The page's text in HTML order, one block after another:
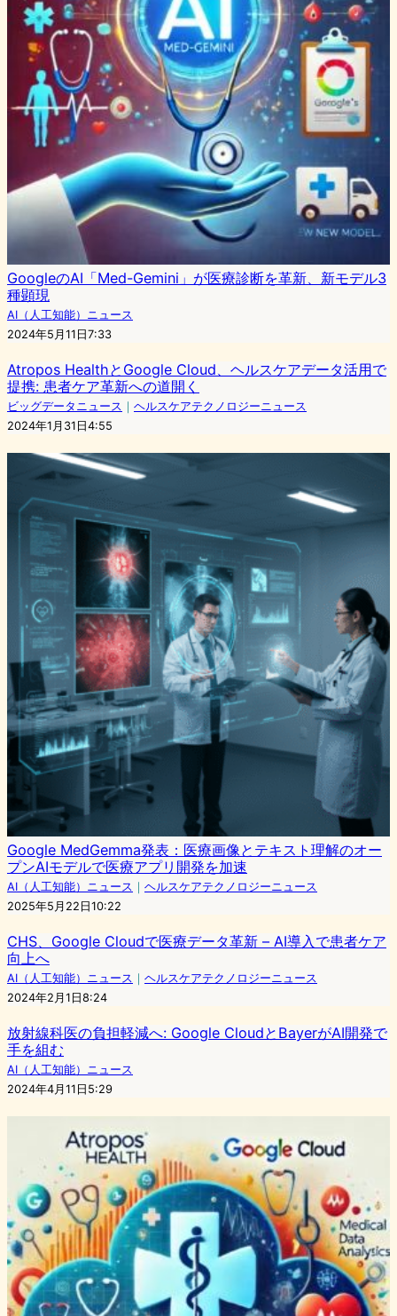
GoogleのAI「Med-Gemini」が医療診断を革新、新モデル3
種顕現
AI（人工知能）ニュース
2024年5月11日7:33
Atropos HealthとGoogle Cloud、ヘルスケアデータ活用で
提携: 患者ケア革新への道開く
ビッグデータニュース ｜ ヘルスケアテクノロジーニュース
2024年1月31日4:55
Google MedGemma発表：医療画像とテキスト理解のオー
プンAIモデルで医療アプリ開発を加速
AI（人工知能）ニュース ｜ ヘルスケアテクノロジーニュース
2025年5月22日10:22
CHS、Google Cloudで医療データ革新 – AI導入で患者ケア
向上へ
AI（人工知能）ニュース ｜ ヘルスケアテクノロジーニュース
2024年2月1日8:24
放射線科医の負担軽減へ: Google CloudとBayerがAI開発で
手を組む
AI（人工知能）ニュース
2024年4月11日5:29